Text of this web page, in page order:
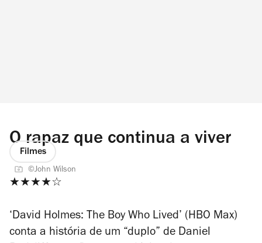
O rapaz que continua a viver
Filmes
©John Wilson
★★★★☆
‘David Holmes: The Boy Who Lived’ (HBO Max)
conta a história de um “duplo” de Daniel